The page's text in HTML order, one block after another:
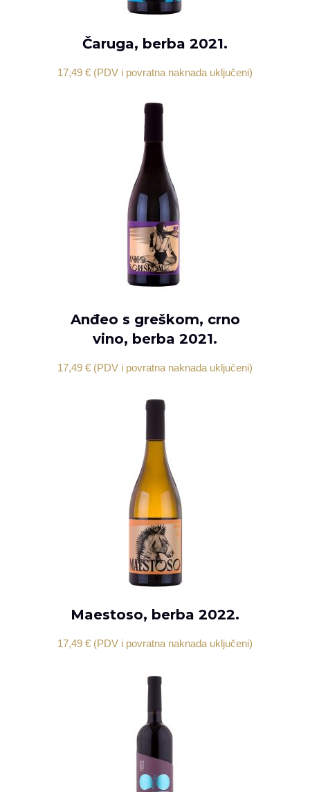
DODAJ U KOŠARICU
Čaruga, berba 2021.
17,49 € (PDV i povratna naknada uključeni)
DODAJ U KOŠARICU
Anđeo s greškom, crno
vino, berba 2021.
17,49 € (PDV i povratna naknada uključeni)
DODAJ U KOŠARICU
Maestoso, berba 2022.
17,49 € (PDV i povratna naknada uključeni)